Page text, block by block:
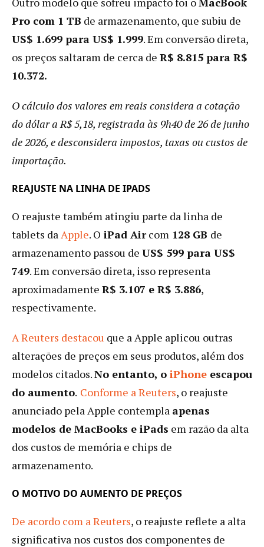
Pro com 1 TB de armazenamento, que subiu de
US$ 1.699 para US$ 1.999. Em conversão direta,
os preços saltaram de cerca de R$ 8.815 para R$
10.372.
O cálculo dos valores em reais considera a cotação
do dólar a R$ 5,18, registrada às 9h40 de 26 de junho
de 2026, e desconsidera impostos, taxas ou custos de
importação.
REAJUSTE NA LINHA DE IPADS
O reajuste também atingiu parte da linha de
tablets daApple. O iPad Aircom 128 GB de
armazenamento passou de US$ 599 para US$
749. Em conversão direta, isso representa
aproximadamente R$ 3.107 e R$ 3.886,
respectivamente.
A Reuters destacou que a Apple aplicou outras
alterações de preços em seus produtos, além dos
modelos citados.No entanto, o iPhone escapou
do aumento. Conforme a Reuters, o reajuste
anunciado pela Apple contempla apenas
modelos de MacBooks e iPads em razão da alta
dos custos de memória e chips de
armazenamento.
O MOTIVO DO AUMENTO DE PREÇOS
De acordo com a Reuters, o reajuste reflete a alta
significativa nos custos dos componentes de